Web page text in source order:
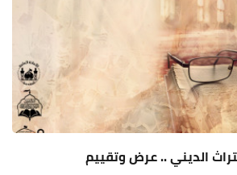
الديني .. عرض وتقييم